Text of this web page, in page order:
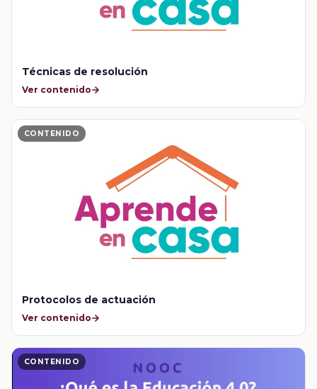
Técnicas de resolución
Ver contenido
CONTENIDO
Protocolos de actuación
Ver contenido
CONTENIDO